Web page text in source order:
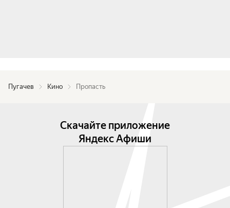
Пугачев Кино Пропасть
Скачайте приложение
Яндекс Афиши